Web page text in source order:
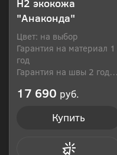
H2 экокожа
"Анаконда"
Цвет: на выбор
Гарантия на материал 1
год
Гарантия на швы 2 года
17 690 руб.
Купить